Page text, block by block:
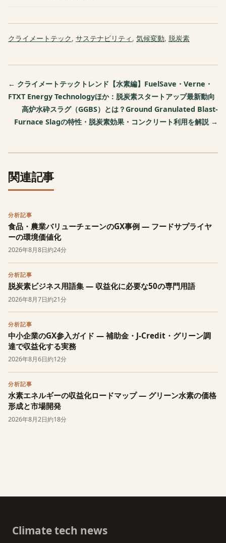
クライメートテック, サステナビリティ , 気候変動, 脱炭素
← クライメートテックトレンド【水素編】FuelSave・Verne・
FTXT Energy Technologyほか：脱炭素スタートアップ最新動向
高炉水砕スラグ（GGBS）とは？Ground Granulated Blast-
Furnace Slagの特性・脱炭素効果・コンクリート利用を解説 →
関連記事
分析記事
食品・農業バリューチェーンのGX事例 — フードサプライヤ
ーの環境価値化
2026年8月8日約24分
分析記事
脱炭素ビジネス用語集 — 収益化に必要な50の専門用語
2026年8月7日約21分
分析記事
中小企業のGX参入ガイド — 補助金・J-Credit・グリーン調
達で収益化する実務
2026年8月6日約12分
分析記事
水素エネルギーの収益化ロードマップ — グリーン水素の価格
形成と市場開発
2026年8月2日約18分
Climate tech news